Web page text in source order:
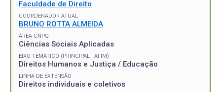
Faculdade de Direito
COORDENADOR ATUAL
BRUNO ROTTA ALMEIDA
ÁREA CNPQ
Ciências Sociais Aplicadas
EIXO TEMÁTICO (PRINCIPAL - AFIM)
Direitos Humanos e Justiça / Educação
LINHA DE EXTENSÃO
Direitos individuais e coletivos